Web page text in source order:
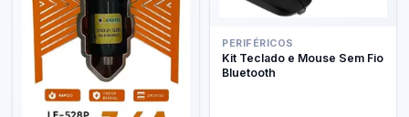
PERIFÉRICOS
Kit Teclado e Mouse Sem Fio
Bluetooth